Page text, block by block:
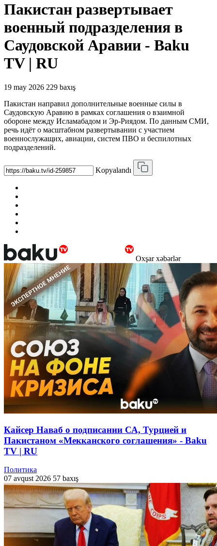
Пакистан развертывает
военный подразделения в
Саудовской Аравии - Baku
TV | RU
19 may 2026 229 baxış
Пакистан направил дополнительные военные силы в
Саудовскую Аравию в рамках соглашения о взаимной
обороне между Исламабадом и Эр-Риядом. По данным СМИ,
речь идёт о масштабном развертывании с участием
военнослужащих, авиации, систем ПВО и беспилотных
подразделений.
Kopyalandı
Oxşar xəbərlər
Кайсер Наваб о подписании СА, Турцией и
Пакистаном «Мекканского соглашения» - Baku
TV | RU
Политика
07 avqust 2026 57 baxış